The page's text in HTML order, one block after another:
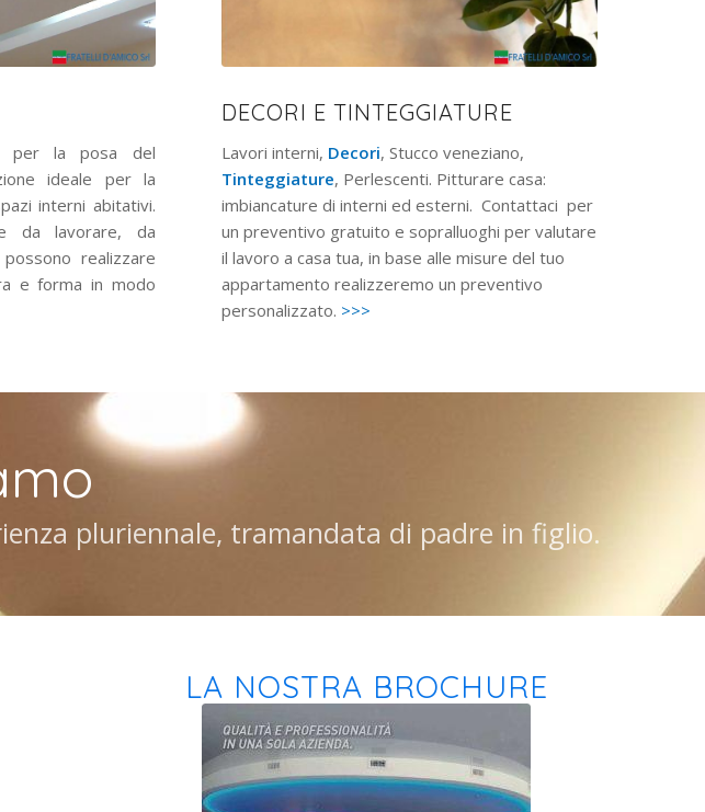
per la posa del
ideale per la
interni abitativi.
da lavorare, da
realizzare
e forma in modo
DECORI E TINTEGGIATURE
Lavori interni, Decori, Stucco veneziano,
Tinteggiature, Perlescenti. Pitturare casa:
imbiancature di interni ed esterni. Contattaci per
un preventivo gratuito e sopralluoghi per valutare
il lavoro a casa tua, in base alle misure del tuo
appartamento realizzeremo un preventivo
personalizzato. >>>
pluriennale, tramandata di padre in figlio.
LA NOSTRA BROCHURE